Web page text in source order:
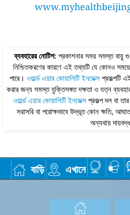
ব্যবহারের নোটিশ: প্রকাশনার সময় সমস্ত বায়ু
নিশ্চিতকরণের কারণে এই তথ্যটি যে কোনও
পারে। ওয়ার্ল্ড এয়ার কোয়ালিটি ইনডেক্স প্রকল্পটি
করার জন্য সমস্ত যুক্তিসঙ্গত দক্ষতা ও যত্ন
ওয়ার্ল্ড এয়ার কোয়ালিটি ইনডেক্স প্রকল্প দল বা
সরাসরি বা পরোক্ষভাবে উদ্ভূত কোন ক্ষতি,
অন্যথায়
বাড়ি এখানে